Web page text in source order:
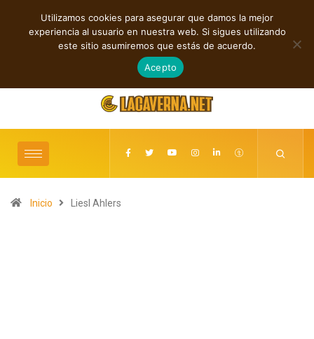
TENDENCIAS
folk y electrónica: estrenos independientes destacados Cuatro
agosto 6, 2026
Inicio Liesl Ahlers
Utilizamos cookies para asegurar que damos la mejor
experiencia al usuario en nuestra web. Si sigues utilizando
este sitio asumiremos que estás de acuerdo.
Acepto